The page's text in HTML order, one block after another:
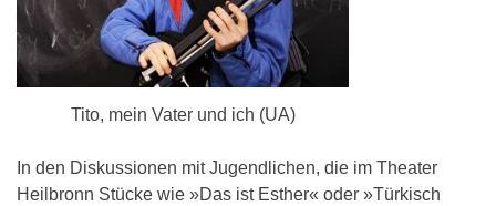
Tito, mein Vater und ich (UA)
In den Diskussionen mit Jugendlichen, die im Theater
Heilbronn Stücke wie »Das ist Esther« oder »Türkisch